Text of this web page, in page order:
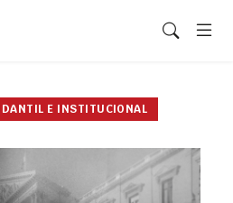
E INSTITUCIONAL